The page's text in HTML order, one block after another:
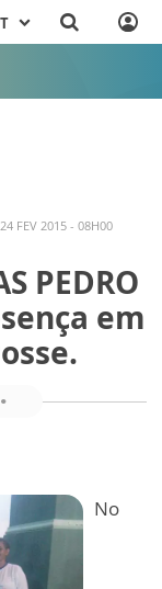
24 FEV 2015 - 08H00
PEDRO
em
No